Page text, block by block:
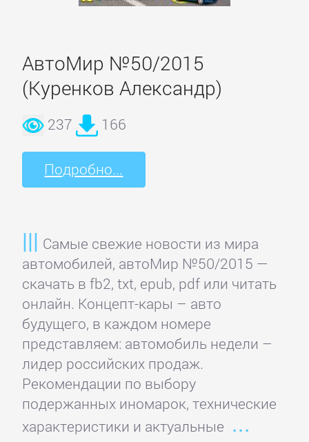
АвтоМир №50/2015
(Куренков Александр)
237 166
Подробно...
Самые свежие новости из мира
автомобилей, автоМир №50/2015 —
скачать в fb2, txt, epub, pdf или читать
онлайн. Концепт-кары – авто
будущего, в каждом номере
представляем: автомобиль недели –
лидер российских продаж.
Рекомендации по выбору
подержанных иномарок, технические
характеристики и актуальные
Компьютерное
Компьютеры:
прочее
Сети
Программирование
Программы
ЛЮБОВНЫЕ
РОМАНЫ